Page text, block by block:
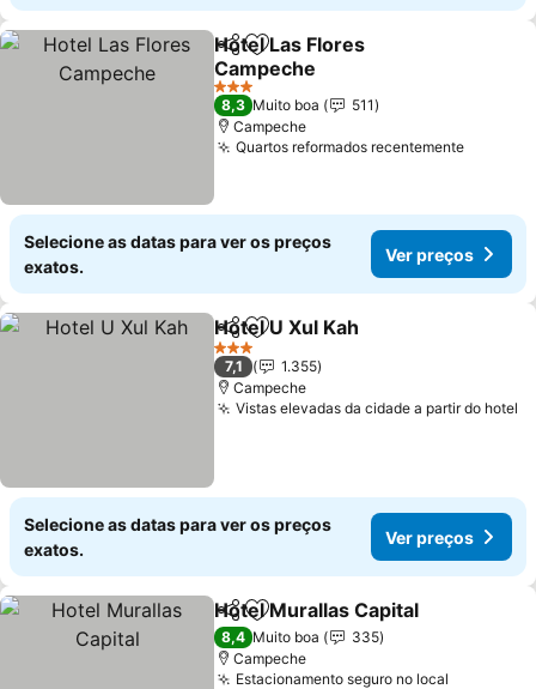
PartilharAdicionar aos favoritos
Hotel Las Flores
Campeche
Ver preços
3 Estrelas
8,3 Muito boa
511
Campeche
Quartos reformados recentementeVer
Selecione as datas para ver os preços
exatos.
Ver preços
PartilharAdicionar aos favoritos
Hotel U Xul Kah
3 Estrelas
7,1
1.355
Campeche
Vistas elevadas da cidade a partir do hotel
Selecione as datas para ver os preços
exatos.
Ver preços
PartilharAdicionar aos favoritos
Hotel Murallas Capital
8,4 Muito boa
335
Campeche
Estacionamento seguro no local